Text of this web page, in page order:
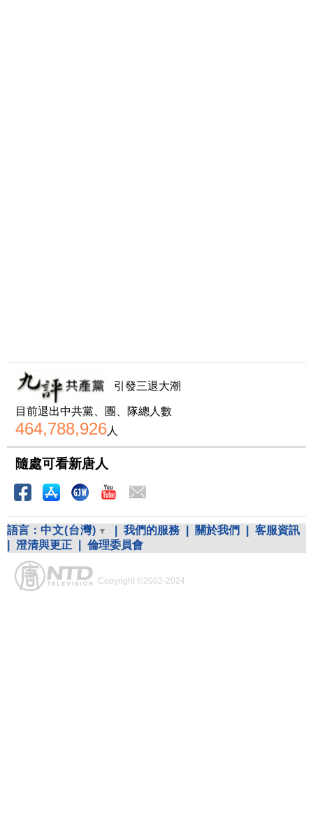
引發三退大潮
目前退出中共黨、團、隊總人數
464,788,926人
隨處可看新唐人
語言： 中文(台灣) 我們的服務 關於我們
客服資訊
澄清與更正 倫理委員會
Copyright ©2002-2024